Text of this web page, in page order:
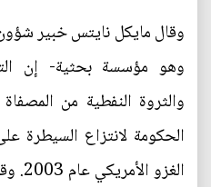
وقال مايكل نايتس خبير
وهو مؤسسة بحثية- إن
والثروة النفطية من
الحكومة لانتزاع السيطرة